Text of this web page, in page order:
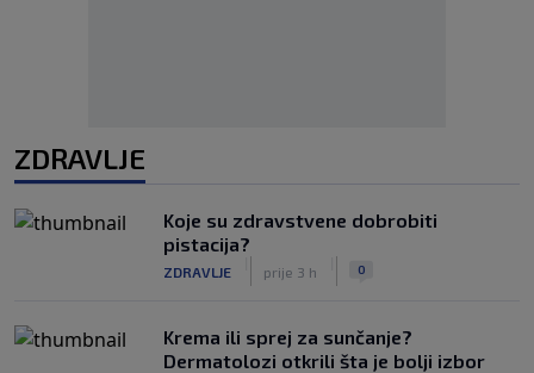
ZDRAVLJE
Koje su zdravstvene dobrobiti
pistacija?
ZDRAVLJE prije 3 h 0
Krema ili sprej za sunčanje?
Dermatolozi otkrili šta je bolji izbor